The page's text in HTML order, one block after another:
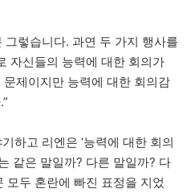
렇습니다. 과연 두 가지 행사를
자신들의 능력에 대한 회의가
제이지만 능력에 대한 회의감
하고 리엔은 ‘능력에 대한 회의
같은 말일까? 다른 말일까? 다
모두 혼란에 빠진 표정을 지었